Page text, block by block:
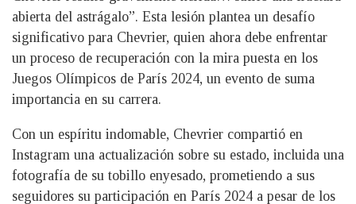
abierta del astrágalo”. Esta lesión plantea un desafío
significativo para Chevrier, quien ahora debe enfrentar
un proceso de recuperación con la mira puesta en los
Juegos Olímpicos de París 2024, un evento de suma
importancia en su carrera.
Con un espíritu indomable, Chevrier compartió en
Instagram una actualización sobre su estado, incluida una
fotografía de su tobillo enyesado, prometiendo a sus
seguidores su participación en París 2024 a pesar de los